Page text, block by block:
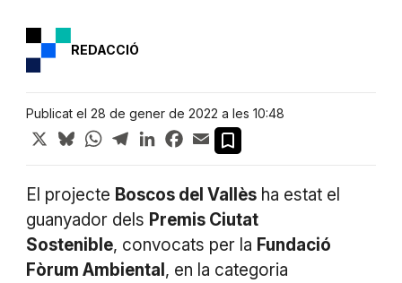
REDACCIÓ
Publicat el 28 de gener de 2022 a les 10:48
X BlueskyWhatsApp
TelegramLinkedInFacebook
Email
El projecte Boscos del Vallèsha estat el
guanyador dels Premis Ciutat
Sostenible, convocats per la Fundació
Fòrum Ambiental , en la categoria